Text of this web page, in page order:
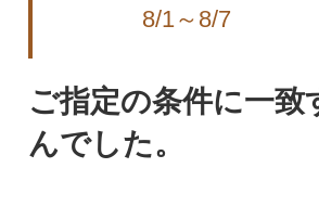
8/1～8/7
ご指定の条件に一
んでした。